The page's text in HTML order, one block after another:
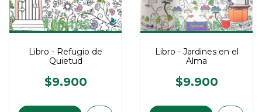
Libro - Refugio de
Quietud
$9.900
Libro - Jardines en el
Alma
$9.900